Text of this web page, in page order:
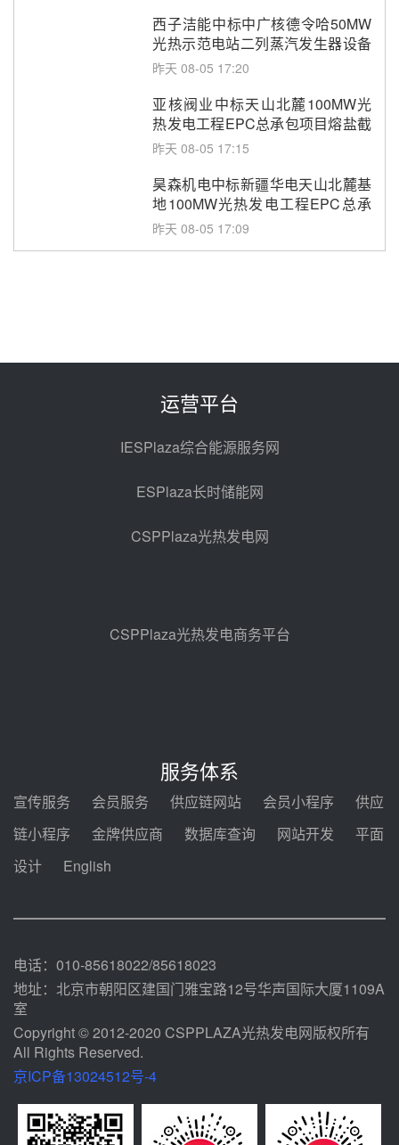
西子洁能中标中广核德令哈50MW
光热示范电站二列蒸汽发生器设备
采购
昨天 08-05 17:20
亚核阀业中标天山北麓100MW光
热发电工程EPC总承包项目熔盐截
止阀、熔盐三偏心蝶阀采购
昨天 08-05 17:15
昊森机电中标新疆华电天山北麓基
地100MW光热发电工程EPC总承
包项目熔盐介质超声波流量计采购
昨天 08-05 17:09
电机组灵活性改造项目三元液态盐
2026-2029年熔盐介质框架协议
中能建华中试研院中标重能新疆
100MW光热项目机组调试及性能
试验
前天 08-05 10:41
格局
前天 08-05 09:11
锅中标格尔木项目蒸汽发生系统
甘肃建投安装公司赴京洽谈，深化
瓜州、博州光热项目战略合作
发！明确推动光热发电规模化发展
运营平台
IESPlaza综合能源服务网
ESPlaza长时储能网
CSPPlaza光热发电网
CSPPlaza光热发电商务平台
服务体系
宣传服务 会员服务 供应链网站 会员小程序
供应
链小程序
金牌供应商 数据库查询 网站开发
平面
设计
English
电话：010-85618022/85618023
地址：北京市朝阳区建国门雅宝路12号华声国际大厦1109A
室
Copyright © 2012-2020 CSPPLAZA光热发电网版权所有
All Rights Reserved.
京ICP备13024512号-4